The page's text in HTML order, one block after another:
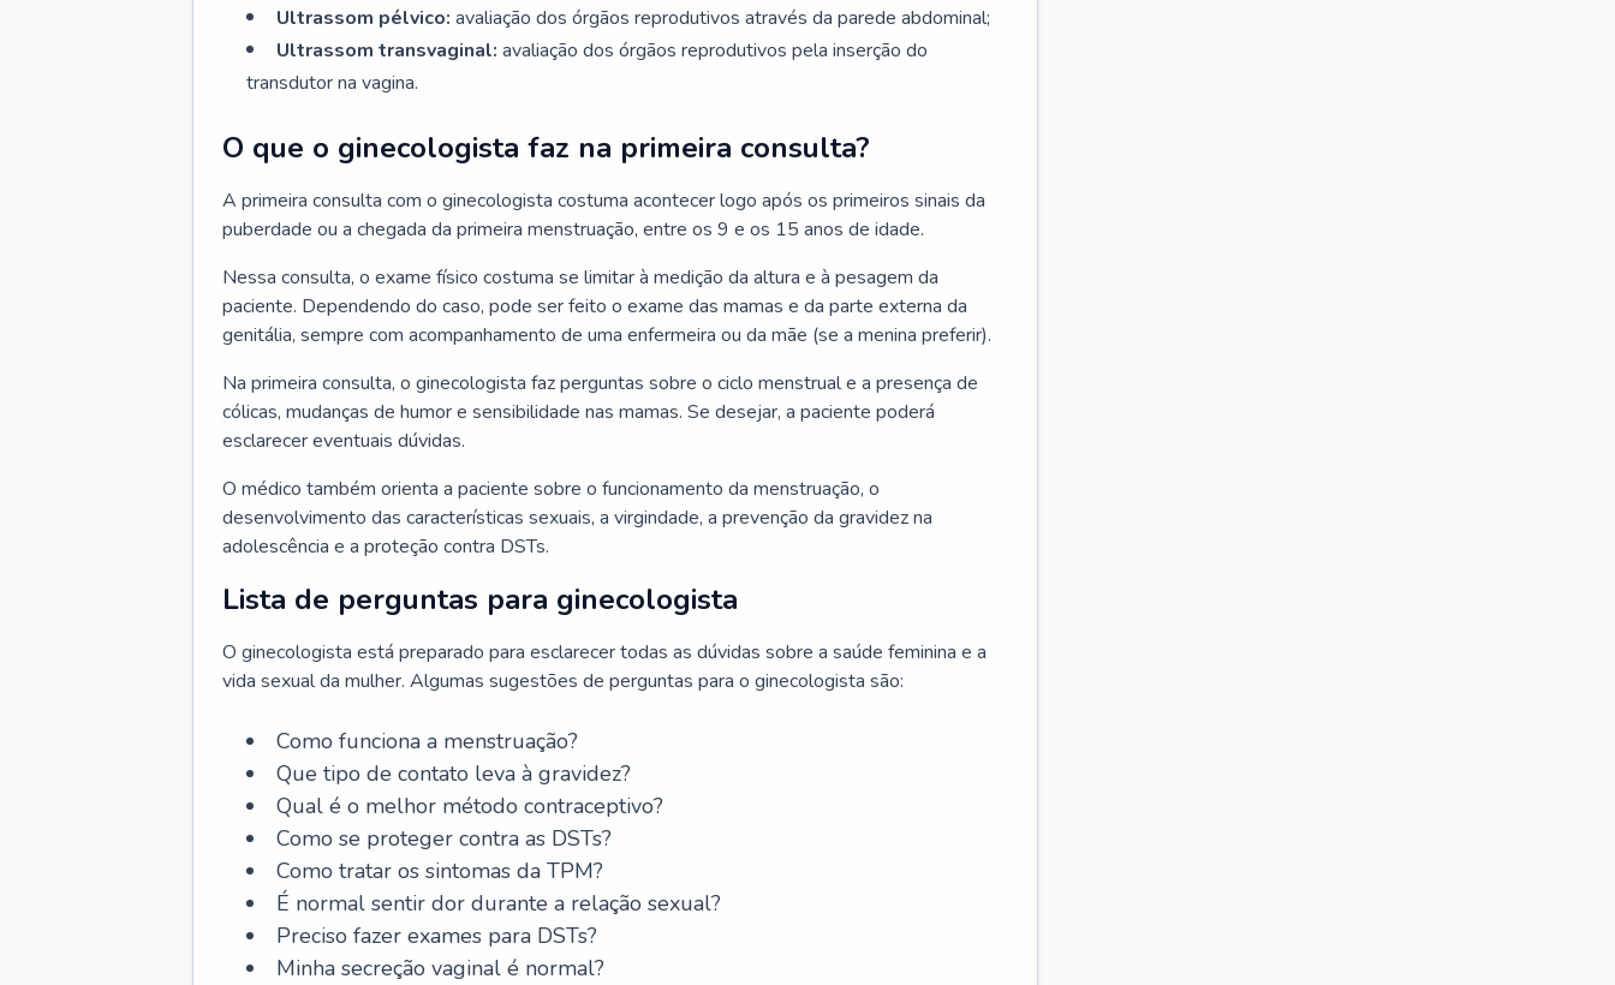
Ultrassom pélvico: avaliação dos órgãos reprodutivos através da parede abdominal;
Ultrassom transvaginal: avaliação dos órgãos reprodutivos pela inserção do
transdutor na vagina.
O que o ginecologista faz na primeira consulta?
A primeira consulta com o ginecologista costuma acontecer logo após os primeiros sinais da
puberdade ou a chegada da primeira menstruação, entre os 9 e os 15 anos de idade.
Nessa consulta, o exame físico costuma se limitar à medição da altura e à pesagem da
paciente. Dependendo do caso, pode ser feito o exame das mamas e da parte externa da
genitália, sempre com acompanhamento de uma enfermeira ou da mãe (se a menina preferir).
Na primeira consulta, o ginecologista faz perguntas sobre o ciclo menstrual e a presença de
cólicas, mudanças de humor e sensibilidade nas mamas. Se desejar, a paciente poderá
esclarecer eventuais dúvidas.
O médico também orienta a paciente sobre o funcionamento da menstruação, o
desenvolvimento das características sexuais, a virgindade, a prevenção da gravidez na
adolescência e a proteção contra DSTs.
Lista de perguntas para ginecologista
O ginecologista está preparado para esclarecer todas as dúvidas sobre a saúde feminina e a
vida sexual da mulher. Algumas sugestões de perguntas para o ginecologista são:
Como funciona a menstruação?
Que tipo de contato leva à gravidez?
Qual é o melhor método contraceptivo?
Como se proteger contra as DSTs?
Como tratar os sintomas da TPM?
É normal sentir dor durante a relação sexual?
Preciso fazer exames para DSTs?
Minha secreção vaginal é normal?